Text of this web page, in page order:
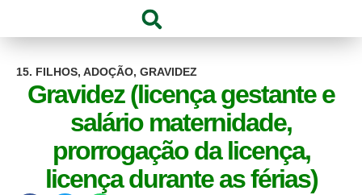
15. FILHOS, ADOÇÃO, GRAVIDEZ
Gravidez (licença gestante e
salário maternidade,
prorrogação da licença,
licença durante as férias)